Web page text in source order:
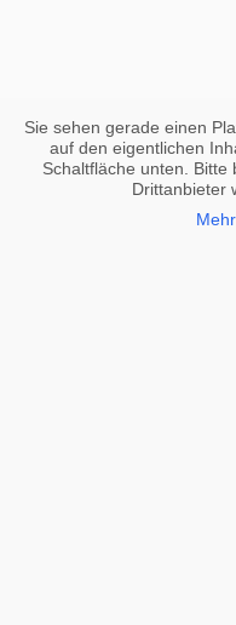
Sie sehen gerade einen
auf den eigentlichen
Schaltfläche unten. Bitte
Drittanbieter